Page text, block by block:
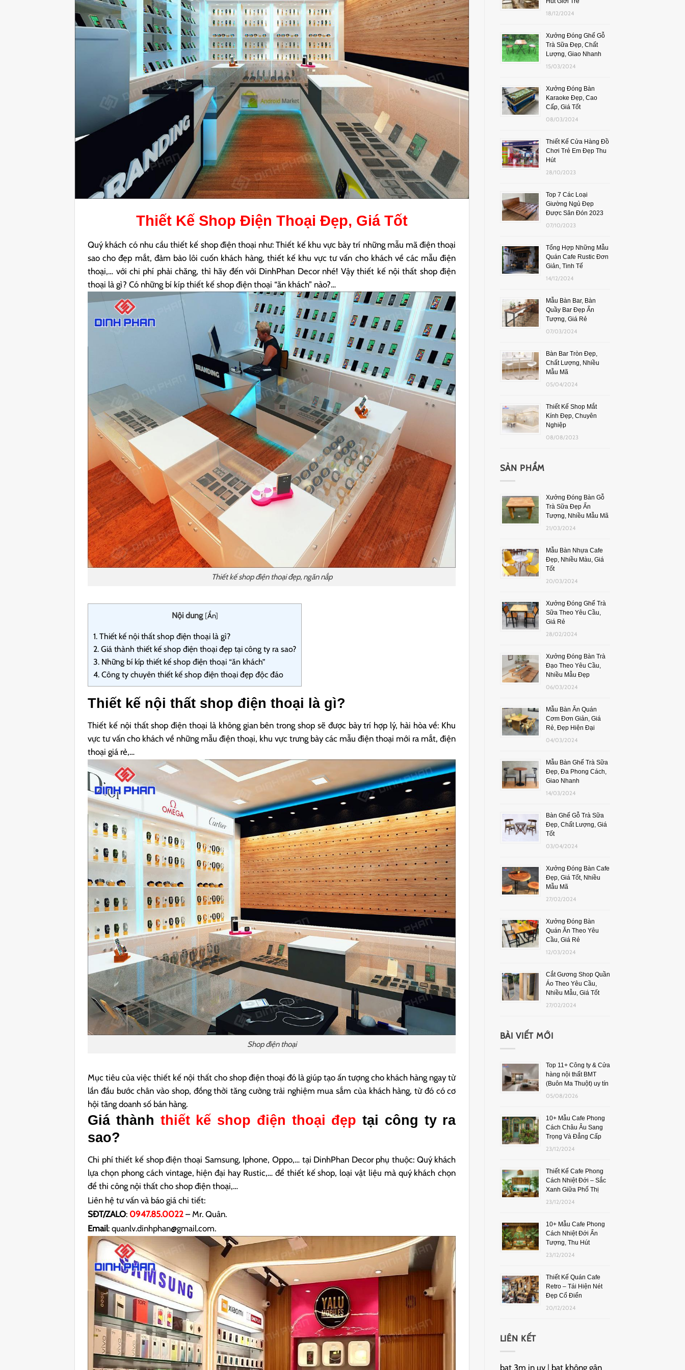
Thiết Kế Shop Điện Thoại Đẹp, Giá Tốt
Quý khách có nhu cầu thiết kế shop điện thoại như: Thiết kế khu vực bày trí những mẫu mã điện thoại
sao cho đẹp mắt, đảm bảo lôi cuốn khách hàng, thiết kế khu vực tư vấn cho khách về các mẫu điện
thoại,… với chi phí phải chăng, thì hãy đến với DinhPhan Decor nhé! Vậy thiết kế nội thất shop điện
thoại là gì? Có những bí kíp thiết kế shop điện thoại “ăn khách” nào?…
Thiết kế shop điện thoại đẹp, ngăn nắp
Nội dung [Ẩn]
1. Thiết kế nội thất shop điện thoại là gì?
2. Giá thành thiết kế shop điện thoại đẹp tại công ty ra sao?
3. Những bí kíp thiết kế shop điện thoại “ăn khách”
4. Công ty chuyên thiết kế shop điện thoại đẹp độc đáo
Thiết kế nội thất shop điện thoại là gì?
Thiết kế nội thất shop điện thoại là không gian bên trong shop sẽ được bày trí hợp lý, hài hòa về: Khu
vực tư vấn cho khách về những mẫu điện thoại, khu vực trưng bày các mẫu điện thoại mới ra mắt, điện
thoại giá rẻ,…
Shop điện thoại
Mục tiêu của việc thiết kế nội thất cho shop điện thoại đó là giúp tạo ấn tượng cho khách hàng ngay từ
lần đầu bước chân vào shop, đồng thời tăng cường trải nghiệm mua sắm của khách hàng, từ đó có cơ
hội tăng doanh số bán hàng.
Giá thành thiết kế shop điện thoại đẹp tại công ty ra
sao?
Chi phí thiết kế shop điện thoại Samsung, Iphone, Oppo,… tại DinhPhan Decor phụ thuộc: Quý khách
lựa chọn phong cách vintage, hiện đại hay Rustic,… để thiết kế shop, loại vật liệu mà quý khách chọn
để thi công nội thất cho shop điện thoại,…
Liên hệ tư vấn và báo giá chi tiết:
SĐT/ZALO: 0947.85.0022 – Mr. Quân.
Email: quanlv.dinhphan@gmail.com.
18/12/2024
Xưởng Đóng Ghế Gỗ
Trà Sữa Đẹp, Chất
Lượng, Giao Nhanh
15/03/2024
Xưởng Đóng Bàn
Karaoke Đẹp, Cao
Cấp, Giá Tốt
08/03/2024
Thiết Kế Cửa Hàng Đồ
Chơi Trẻ Em Đẹp Thu
Hút
28/10/2023
Top 7 Các Loại
Giường Ngủ Đẹp
Được Săn Đón 2023
07/10/2023
Tổng Hợp Những Mẫu
Quán Cafe Rustic Đơn
Giản, Tinh Tế
14/12/2024
Mẫu Bàn Bar, Bàn
Quầy Bar Đẹp Ấn
Tượng, Giá Rẻ
07/03/2024
Bàn Bar Tròn Đẹp,
Chất Lượng, Nhiều
Mẫu Mã
05/04/2024
Thiết Kế Shop Mắt
Kính Đẹp, Chuyên
Nghiệp
08/08/2023
SẢN PHẨM
Xưởng Đóng Bàn Gỗ
Trà Sữa Đẹp Ấn
Tượng, Nhiều Mẫu Mã
21/03/2024
Mẫu Bàn Nhựa Cafe
Đẹp, Nhiều Màu, Giá
Tốt
20/03/2024
Xưởng Đóng Ghế Trà
Sữa Theo Yêu Cầu,
Giá Rẻ
28/02/2024
Xưởng Đóng Bàn Trà
Đạo Theo Yêu Cầu,
Nhiều Mẫu Đẹp
06/03/2024
Mẫu Bàn Ăn Quán
Cơm Đơn Giản, Giá
Rẻ, Đẹp Hiện Đại
04/03/2024
Mẫu Bàn Ghế Trà Sữa
Đẹp, Đa Phong Cách,
Giao Nhanh
14/03/2024
Bàn Ghế Gỗ Trà Sữa
Đẹp, Chất Lượng, Giá
Tốt
03/04/2024
Xưởng Đóng Bàn Cafe
Đẹp, Giá Tốt, Nhiều
Mẫu Mã
27/02/2024
Xưởng Đóng Bàn
Quán Ăn Theo Yêu
Cầu, Giá Rẻ
12/03/2024
Cắt Gương Shop Quần
Áo Theo Yêu Cầu,
Nhiều Mẫu, Giá Tốt
27/02/2024
BÀI VIẾT MỚI
Top 11+ Công ty & Cửa
hàng nội thất BMT
(Buôn Ma Thuột) uy tín
05/08/2026
10+ Mẫu Cafe Phong
Cách Châu Âu Sang
Trọng Và Đẳng Cấp
23/12/2024
Thiết Kế Cafe Phong
Cách Nhiệt Đới – Sắc
Xanh Giữa Phố Thị
23/12/2024
10+ Mẫu Cafe Phong
Cách Nhiệt Đới Ấn
Tượng, Thu Hút
23/12/2024
Thiết Kế Quán Cafe
Retro – Tái Hiện Nét
Đẹp Cổ Điển
20/12/2024
LIÊN KẾT
bạt 3m in uv| bạt không gân